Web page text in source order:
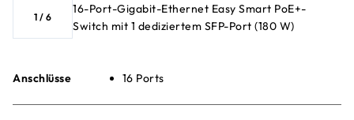
1 / 6
16-Port-Gigabit-Ethernet Easy Smart PoE+-
Switch mit 1 dediziertem SFP-Port (180 W)
Anschlüsse 16 Ports